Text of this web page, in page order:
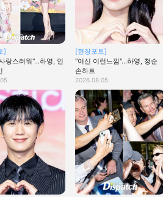
]
랑스러워"…하영, 인
[현장포토]
"여신 이런느낌"…하영, 청순
손하트
2026.08.05